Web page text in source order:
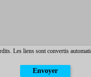
Les liens sont convertis